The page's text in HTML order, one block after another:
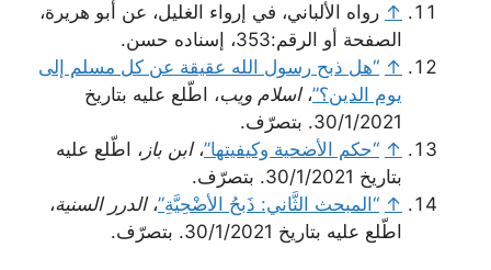
↑ رواه الألباني، في إرواء الغليل، عن أبو هريرة،
الصفحة أو الرقم:353، إسناده حسن.
↑ “هل ذبح رسول الله عقيقة عن كل مسلم إلى
يوم الدين؟”،اسلام ويب، اطّلع عليه بتاريخ
30/1/2021. بتصرّف.
↑ “حكم الأضحية وكيفيتها”،ابن باز ، اطّلع عليه
بتاريخ 30/1/2021. بتصرّف.
↑ “المبحث الثَّاني: ذَبحُ الأضْحِيَّةِ”،الدرر السنية،
اطّلع عليه بتاريخ 30/1/2021. بتصرّف.